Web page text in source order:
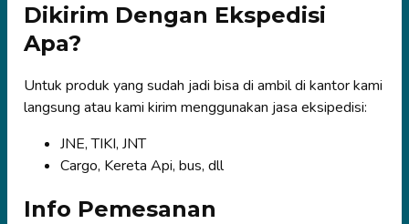
Dikirim Dengan Ekspedisi
Apa?
Untuk produk yang sudah jadi bisa di ambil di kantor kami
langsung atau kami kirim menggunakan jasa eksipedisi:
JNE, TIKI, JNT
Cargo, Kereta Api, bus, dll
Info Pemesanan